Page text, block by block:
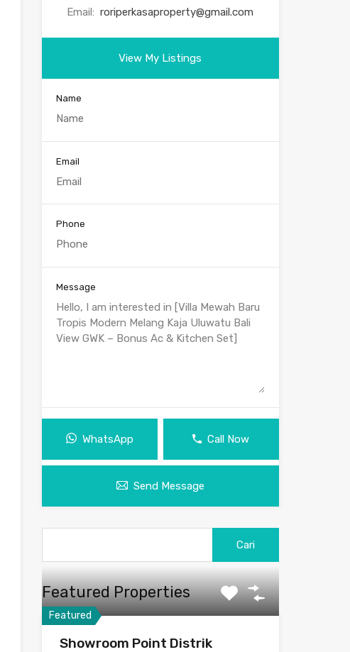
Email: roriperkasaproperty@gmail.com
View My Listings
Name
Email
Phone
Message
WhatsApp Call Now
Send Message
untuk:
Featured Properties
Featured
Showroom Point Distrik